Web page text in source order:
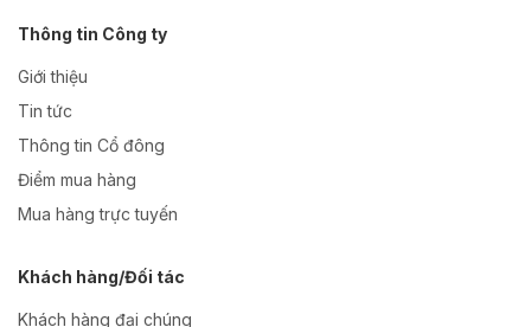
Thông tin Công ty
Giới thiệu
Tin tức
Thông tin Cổ đông
Điểm mua hàng
Mua hàng trực tuyến
Khách hàng/Đối tác
Khách hàng đại chúng